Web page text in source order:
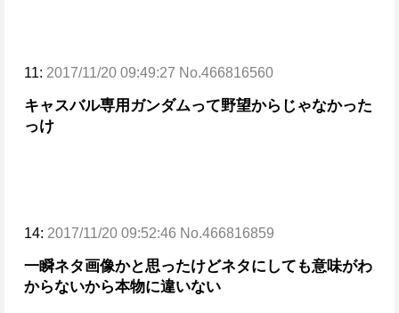
11: 2017/11/20 09:49:27 No.466816560
キャスバル専用ガンダムって野望からじゃなかった
っけ
14: 2017/11/20 09:52:46 No.466816859
一瞬ネタ画像かと思ったけどネタにしても意味がわ
からないから本物に違いない